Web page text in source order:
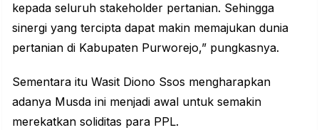
kepada seluruh stakeholder pertanian. Sehingga
sinergi yang tercipta dapat makin memajukan dunia
pertanian di Kabupaten Purworejo,” pungkasnya.
Sementara itu Wasit Diono Ssos mengharapkan
adanya Musda ini menjadi awal untuk semakin
merekatkan soliditas para PPL.